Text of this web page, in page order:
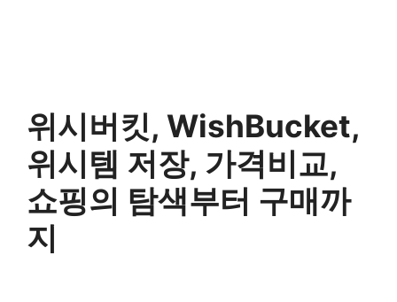
위시버킷, WishBucket,
위시템 저장, 가격비교,
쇼핑의 탐색부터 구매까
지